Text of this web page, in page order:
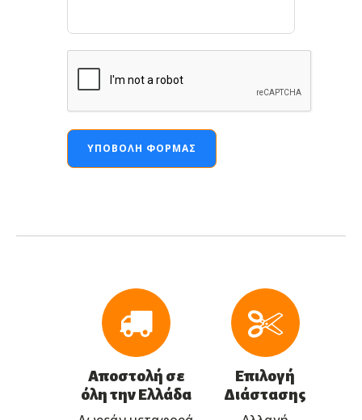
ΥΠΟΒΟΛΉ ΦΌΡΜΑΣ
Αποστολή σε
όλη την Ελλάδα
Επιλογή
Διάστασης